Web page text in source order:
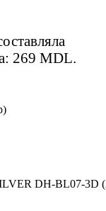
269 MDL.
DH-BL07-3D